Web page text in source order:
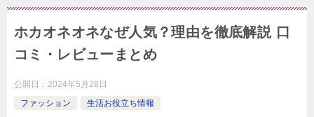
ホカオネオネなぜ人気？理由を徹底解説 口
コミ・レビューまとめ
公開日： 2024年5月28日
ファッション
生活お役立ち情報